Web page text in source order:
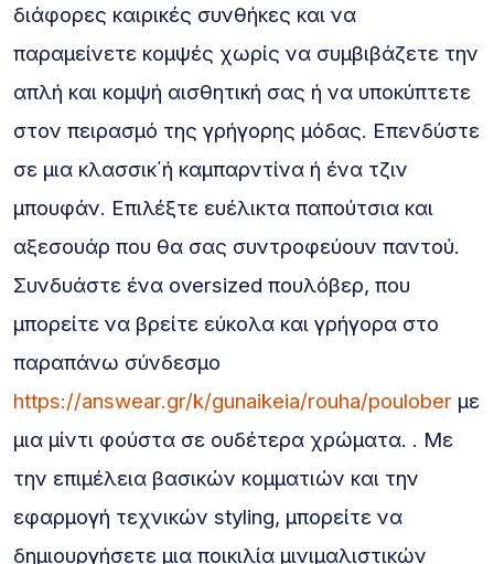
διάφορες καιρικές συνθήκες και να
παραμείνετε κομψές χωρίς να συμβιβάζετε την
απλή και κομψή αισθητική σας ή να υποκύπτετε
στον πειρασμό της γρήγορης μόδας. Επενδύστε
σε μια κλασσικ΄ή καμπαρντίνα ή ένα τζιν
μπουφάν. Επιλέξτε ευέλικτα παπούτσια και
αξεσουάρ που θα σας συντροφεύουν παντού.
Συνδυάστε ένα oversized πουλόβερ, που
μπορείτε να βρείτε εύκολα και γρήγορα στο
παραπάνω σύνδεσμο
https://answear.gr/k/gunaikeia/rouha/poulober με
μια μίντι φούστα σε ουδέτερα χρώματα. . Με
την επιμέλεια βασικών κομματιών και την
εφαρμογή τεχνικών styling, μπορείτε να
δημιουργήσετε μια ποικιλία μινιμαλιστικών